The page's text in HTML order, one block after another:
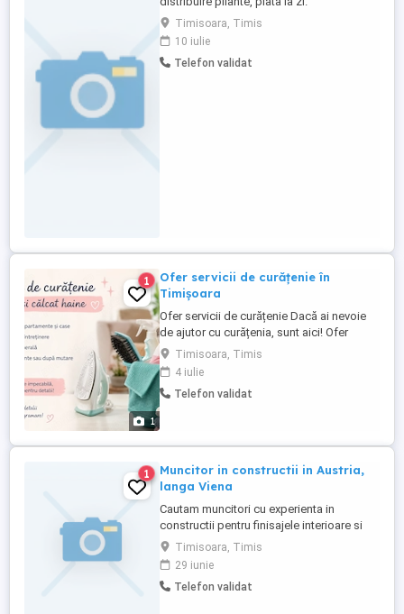
Timisoara, Timis
10 iulie
Telefon validat
1
1
Ofer servicii de curățenie în
Timișoara
Ofer servicii de curățenie Dacă ai nevoie
de ajutor cu curățenia, sunt aici! Ofer
servicii de: Curățenie în apartamente și
case Curățenie de întreținere Curățenie
generală Curățenie înainte sau după
mutare Călcat haine Pot lucra atât cu
Timisoara, Timis
4 iulie
Telefon validat
1
Muncitor in constructii in Austria,
langa Viena
Cautam muncitori cu experienta in
constructii pentru finisajele interioare si
exterioare ale unei cladiri in Bisamberg,
langa Viena. Contractul se semneaza cu
firma austriaca pe perioada temporara, de
aproximativ 2 luni sau pana la terminarea
Timisoara, Timis
29 iunie
Telefon validat